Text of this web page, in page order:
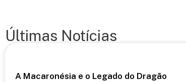
Últimas Notícias
A Macaronésia e o Legado do Dragão